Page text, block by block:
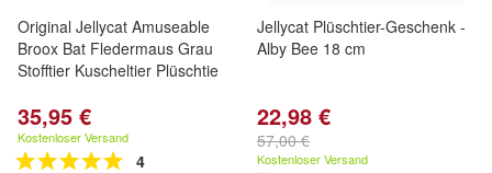
Original Jellycat Amuseable
Broox Bat Fledermaus Grau
Stofftier Kuscheltier Plüschtie
35,95 €
Kostenloser Versand
4
Jellycat Plüschtier-Geschenk -
Alby Bee 18 cm
22,98 €
57,00 €
Kostenloser Versand